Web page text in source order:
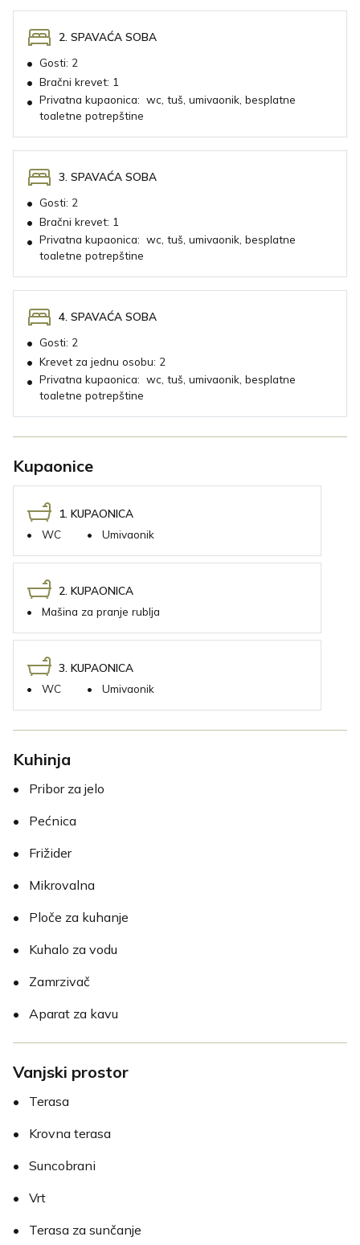
2. SPAVAĆA SOBA
• Gosti: 2
• Bračni krevet: 1
• Privatna kupaonica: wc, tuš, umivaonik, besplatne
toaletne potrepštine
3. SPAVAĆA SOBA
• Gosti: 2
• Bračni krevet: 1
• Privatna kupaonica: wc, tuš, umivaonik, besplatne
toaletne potrepštine
4. SPAVAĆA SOBA
• Gosti: 2
• Krevet za jednu osobu: 2
• Privatna kupaonica: wc, tuš, umivaonik, besplatne
toaletne potrepštine
Kupaonice
1. KUPAONICA
•
WC • Umivaonik
2. KUPAONICA
•
Mašina za pranje rublja
3. KUPAONICA
•
WC • Umivaonik
Kuhinja
•
Pribor za jelo
•
Pećnica
•
Frižider
•
Mikrovalna
•
Ploče za kuhanje
•
Kuhalo za vodu
•
Zamrzivač
•
Aparat za kavu
Vanjski prostor
•
Terasa
•
Krovna terasa
•
Suncobrani
•
Vrt
•
Terasa za sunčanje